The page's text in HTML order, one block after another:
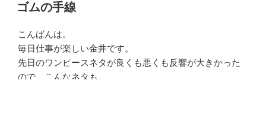
日:
ゴムの手線
こんばんは。
毎日仕事が楽しい金井です。
先日のワンピースネタが良くも悪くも反響が大きかった
ので、こんなネタも。